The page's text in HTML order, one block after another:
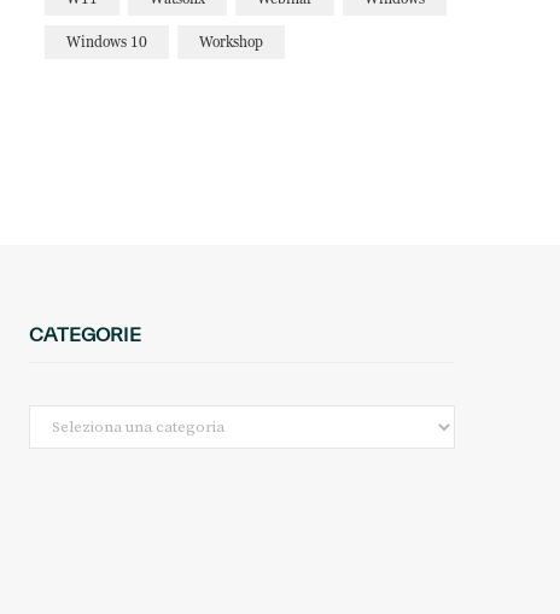
Windows 10 Workshop
CATEGORIE
Categorie